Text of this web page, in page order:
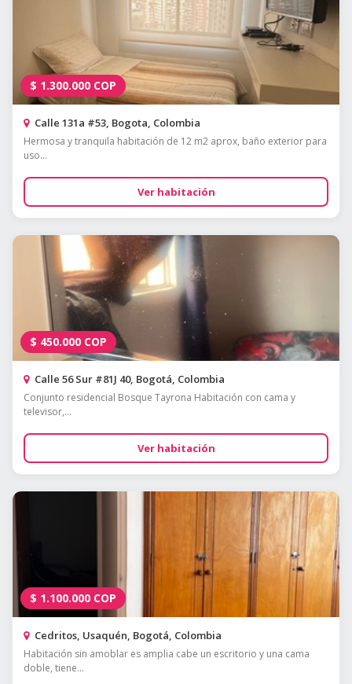
$ 1.300.000 COP
Calle 131a #53, Bogota, Colombia
Hermosa y tranquila habitación de 12 m2 aprox, baño exterior para
uso...
Ver habitación
$ 450.000 COP
Calle 56 Sur #81J 40, Bogotá, Colombia
Conjunto residencial Bosque Tayrona Habitación con cama y
televisor,...
Ver habitación
$ 1.100.000 COP
Cedritos, Usaquén, Bogotá, Colombia
Habitación sin amoblar es amplia cabe un escritorio y una cama
doble, tiene...